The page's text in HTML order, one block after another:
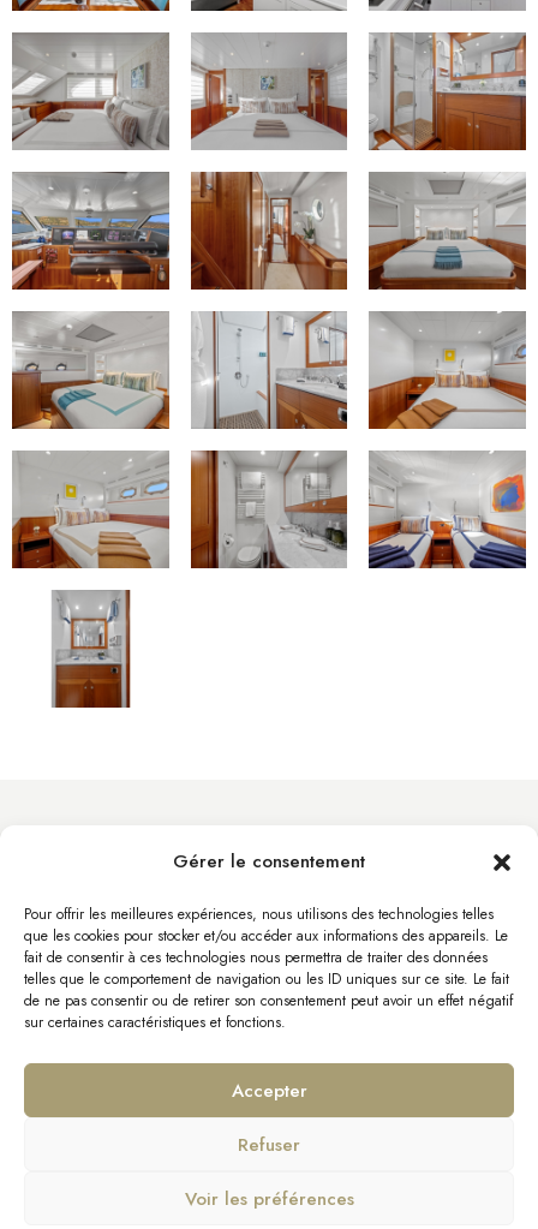
Gérer le consentement
Pour offrir les meilleures expériences, nous utilisons des technologies telles
que les cookies pour stocker et/ou accéder aux informations des appareils. Le
fait de consentir à ces technologies nous permettra de traiter des données
telles que le comportement de navigation ou les ID uniques sur ce site. Le fait
de ne pas consentir ou de retirer son consentement peut avoir un effet négatif
sur certaines caractéristiques et fonctions.
Accepter
Refuser
Voir les préférences
info@byacht.com
Site Web
Mentions Légales
Politique de confidentialité